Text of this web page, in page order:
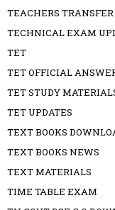
TEACHERS
TECHNICAL EXAM
TET
TET OFFICIAL
TET STUDY
TET UPDATES
TEXT BOOKS
TEXT BOOKS NEWS
TEXT MATERIALS
TIME TABLE EXAM